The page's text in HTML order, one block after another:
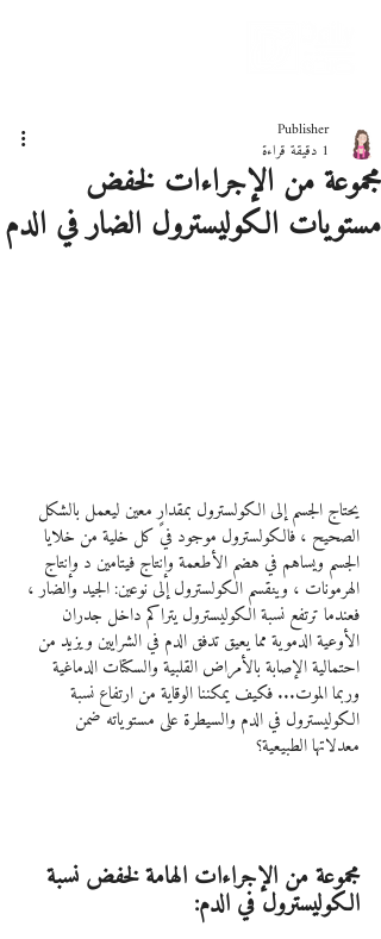
مجموعة من الإجراءات لخفض
مستويات الكوليسترول الضار في الدم
Publisher
1 دقيقة قراءة
يحتاج الجسم إلى الكولسترول بمقدارٍ معين ليعمل بالشكل
الصحيح ، فالكولسترول موجود في كل خلية من خلايا
الجسم ويساهم في هضم الأطعمة وإنتاج فيتامين د وإنتاج
الهرمونات ، وينقسم الكولسترول إلى نوعين: الجيد والضار ،
فعندما ترتفع نسبة الكوليسترول يتراكم داخل جدران
الأوعية الدموية مما يعيق تدفق الدم في الشرايين ويزيد من
احتمالية الإصابة بالأمراض القلبية والسكتات الدماغية
وربما الموت... فكيف يمكننا الوقاية من ارتفاع نسبة
الكوليسترول في الدم والسيطرة على مستوياته ضمن
معدلاتها الطبيعية؟
مجموعة من الإجراءات الهامة لخفض نسبة
الكوليسترول في الدم: